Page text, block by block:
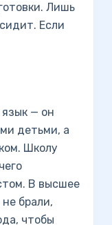
Лишь
Если
язык — он
детьми, а
Школу
В высшее
брали,
чтобы